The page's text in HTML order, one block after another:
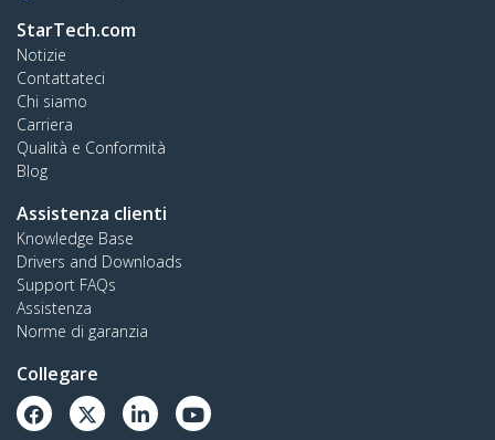
StarTech.com
Notizie
Contattateci
Chi siamo
Carriera
Qualità e Conformità
Blog
Assistenza clienti
Knowledge Base
Drivers and Downloads
Support FAQs
Assistenza
Norme di garanzia
Collegare